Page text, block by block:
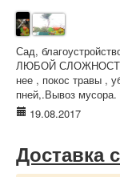
Сад,
ЛЮБОЙ СЛОЖНОСТИ
нее , покос травы ,
пней,.Вывоз мусора.
19.08.2017
Доставка